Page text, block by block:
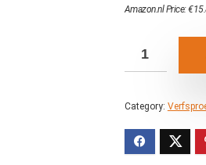
Amazon.nl Price:€
Category: